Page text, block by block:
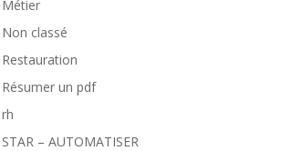
Métier
Non classé
Restauration
Résumer un pdf
rh
STAR – AUTOMATISER